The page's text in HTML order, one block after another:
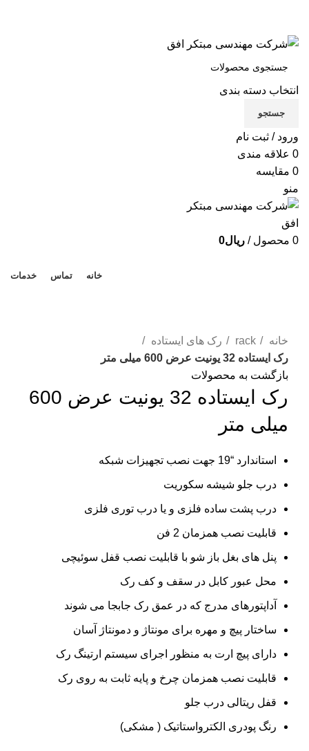
انتخاب دسته بندی
جستجو
ورود / ثبت نام
0 علاقه مندی
0 مقایسه
منو
0 محصول / ریال0
خانه تماس خدمات
خانه
rack
رک های ایستاده
رک ایستاده 32 یونیت عرض 600 میلی متر
بازگشت به محصولات
رک ایستاده 32 یونیت عرض 600
میلی متر
استاندارد “19 جهت نصب تجهیزات شبکه
درب جلو شیشه سکوریت
درب پشت ساده فلزی و یا درب توری فلزی
قابلیت نصب همزمان 2 فن
پنل های بغل باز شو با قابلیت نصب قفل سوئیچی
محل عبور کابل در سقف و کف رک
آداپتورهای مدرج که در عمق رک جابجا می شوند
ساختار پیچ و مهره برای مونتاژ و دمونتاژ آسان
دارای پیچ ارت به منظور اجرای سیستم ارتینگ رک
قابلیت نصب همزمان چرخ و پایه ثابت به روی رک
قفل ریتالی درب جلو
رنگ پودری الکترواستاتیک ( مشکی)